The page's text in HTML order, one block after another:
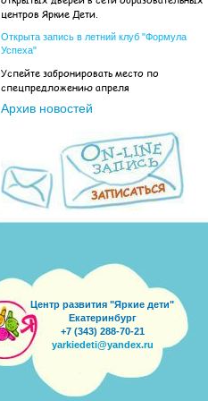
центров Яркие Дети.
Открыта запись в летний клуб "Формула
Успеха"
Успейте забронировать место по
спецпредложению апреля
Архив новостей
Центр развития "Яркие дети"
Екатеринбург
+7 (343) 288-70-21
yarkiedeti@yandex.ru